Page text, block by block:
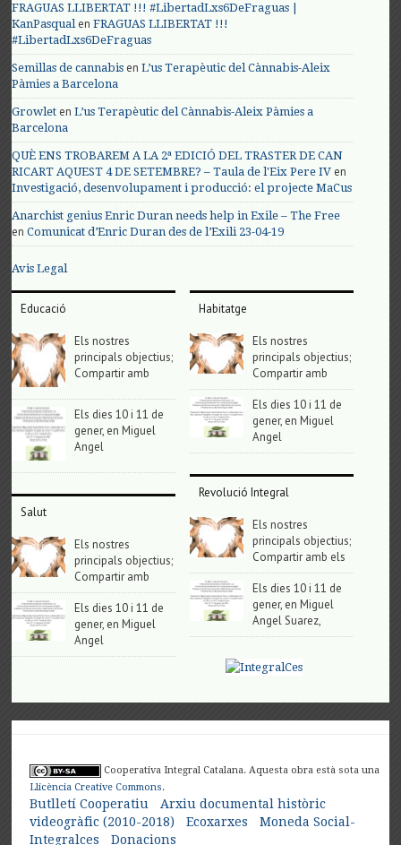
FRAGUAS LLIBERTAT !!! #LibertadLxs6DeFraguas |
KanPasqualenFRAGUAS LLIBERTAT !!!
#LibertadLxs6DeFraguas
Semillas de cannabis enL’us Terapèutic del Cànnabis-Aleix
Pàmies a Barcelona
Growlet enL’us Terapèutic del Cànnabis-Aleix Pàmies a
Barcelona
QUÈ ENS TROBAREM A LA 2ª EDICIÓ DEL TRASTER DE CAN
RICART AQUEST 4 DE SETEMBRE? – Taula de l'Eix Pere IV en
Investigació, desenvolupament i producció: el projecte MaCus
Anarchist genius Enric Duran needs help in Exile – The Free
enComunicat d’Enric Duran des de l’Exili 23-04-19
Avis Legal
Educació
Els nostres
principals objectius;
Compartir amb
Els dies 10 i 11 de
gener, en Miguel
Angel
Salut
Els nostres
principals objectius;
Compartir amb
Els dies 10 i 11 de
gener, en Miguel
Angel
Habitatge
Els nostres
principals objectius;
Compartir amb
Els dies 10 i 11 de
gener, en Miguel
Angel
Revolució Integral
Els nostres
principals objectius;
Compartir amb els
Els dies 10 i 11 de
gener, en Miguel
Angel Suarez,
Cooperativa Integral Catalana. Aquesta obra està sota una
Llicència Creative Commons.
Butlletí Cooperatiu
Arxiu documental històric
videogràfic (2010-2018)
Ecoxarxes
Moneda Social-
Integralces
Donacions